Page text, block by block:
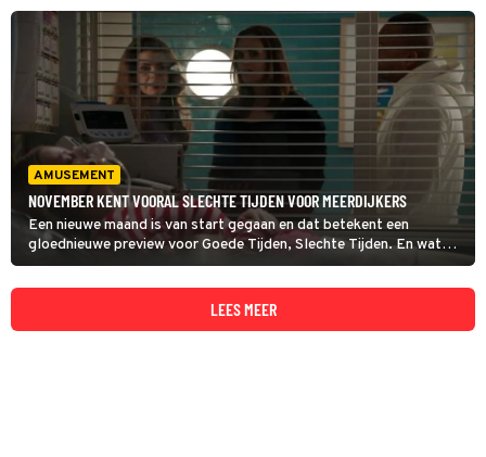
Tot die tijd deelt de soap geregeld Q&A’s met de acteurs van de
soap op Instagram. Nu was het de beurt aan Kees Boot.
AMUSEMENT
NOVEMBER KENT VOORAL SLECHTE TIJDEN VOOR MEERDIJKERS
Een nieuwe maand is van start gegaan en dat betekent een
gloednieuwe preview voor Goede Tijden, Slechte Tijden. En wat
blijkt? De slechte tijden zullen deze maand overheersen.
LEES MEER